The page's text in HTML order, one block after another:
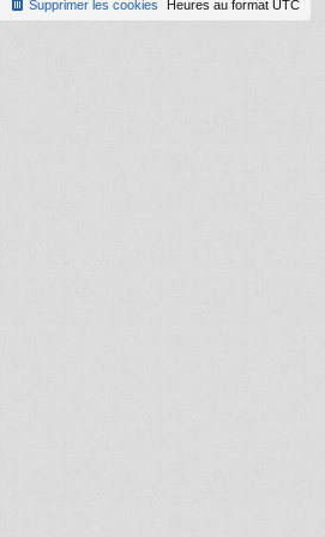
Heures au format UTC
Supprimer les cookies